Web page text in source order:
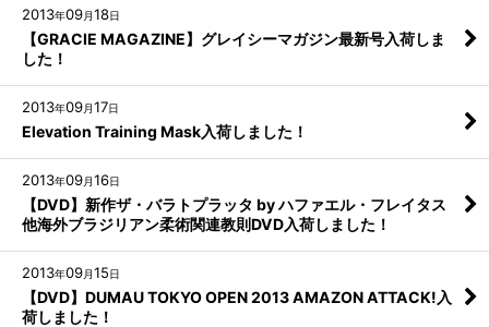
2013年09月18日
【GRACIE MAGAZINE】グレイシーマガジン最新号入荷しま
した！
2013年09月17日
Elevation Training Mask入荷しました！
2013年09月16日
【DVD】新作ザ・バラトプラッタ by ハファエル・フレイタス
他海外ブラジリアン柔術関連教則DVD入荷しました！
2013年09月15日
【DVD】DUMAU TOKYO OPEN 2013 AMAZON ATTACK!入
荷しました！